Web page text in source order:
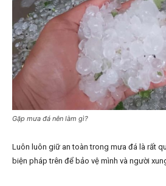
Gặp mưa đá nên làm gì?
Luôn luôn giữ an toàn trong mưa đá là rất
biện pháp trên để bảo vệ mình và người